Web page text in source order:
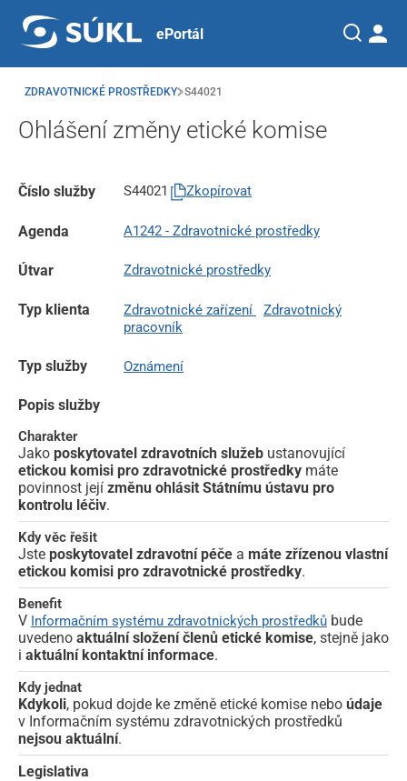
ePortál
ZDRAVOTNICKÉ PROSTŘEDKY S44021
Ohlášení změny etické komise
Číslo služby S44021 Zkopírovat
Agenda A1242 - Zdravotnické prostředky
Útvar Zdravotnické prostředky
Typ klienta Zdravotnické zařízení
Zdravotnický
pracovník
Typ služby Oznámení
Popis služby
Charakter
Jako poskytovatel zdravotních služeb ustanovující
etickou komisi pro zdravotnické prostředky máte
povinnost její změnu ohlásit Státnímu ústavu pro
kontrolu léčiv.
Kdy věc řešit
Jste poskytovatel zdravotní péče a máte zřízenou vlastní
etickou komisi pro zdravotnické prostředky.
Benefit
V Informačním systému zdravotnických prostředků bude
uvedeno aktuální složení členů etické komise, stejně jako
i aktuální kontaktní informace.
Kdy jednat
Kdykoli, pokud dojde ke změně etické komise nebo údaje
v Informačním systému zdravotnických prostředků
nejsou aktuální.
Legislativa